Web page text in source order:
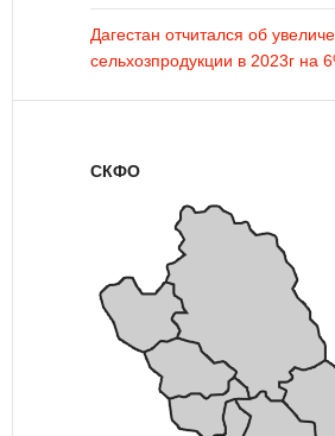
Дагестан отчитался об
сельхозпродукции в 2023г на
СКФО